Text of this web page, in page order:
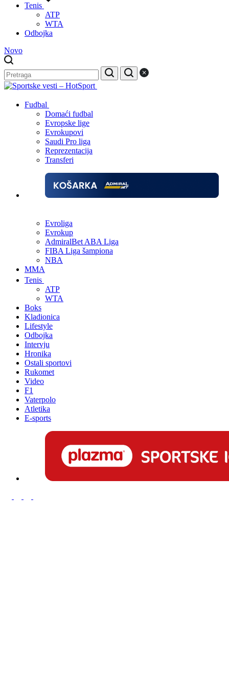
Tenis
ATP
WTA
Odbojka
Novo
Fudbal
Domaći fudbal
Evropske lige
Evrokupovi
Saudi Pro liga
Reprezentacija
Transferi
Evroliga
Evrokup
AdmiralBet ABA Liga
FIBA Liga šampiona
NBA
MMA
Tenis
ATP
WTA
Boks
Kladionica
Lifestyle
Odbojka
Intervju
Hronika
Ostali sportovi
Rukomet
Video
F1
Vaterpolo
Atletika
E-sports